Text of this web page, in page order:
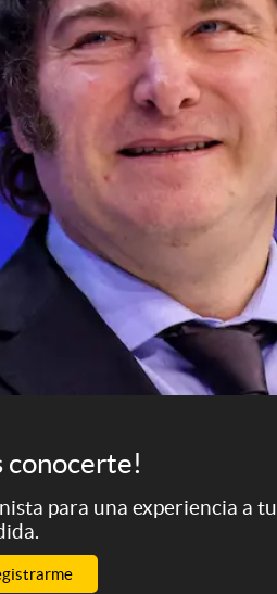
conocerte!
para una experiencia a tu